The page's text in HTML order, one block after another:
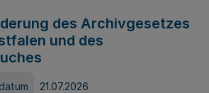
des Archivgesetzes
und des
21.07.2026